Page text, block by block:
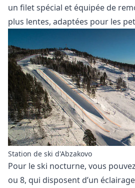
un filet spécial et équipée de
plus lentes, adaptées pour les
Station de ski d'Abzakovo
Pour le ski nocturne, vous
ou 8, qui disposent d’un